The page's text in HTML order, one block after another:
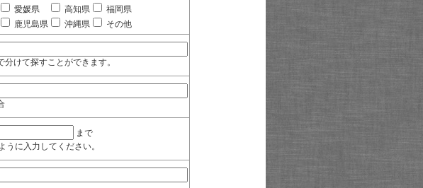
愛媛県 高知県
福岡県
鹿児島県 沖縄県 その他
けて探すことができます。
まで
に入力してください。